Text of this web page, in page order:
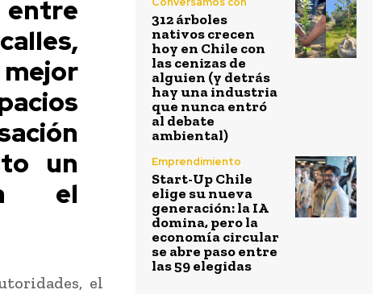
un
el
el
312 árboles
nativos crecen
hoy en Chile con
las cenizas de
alguien (y detrás
hay una industria
que nunca entró
al debate
ambiental)
Emprendimiento
Start-Up Chile
elige su nueva
generación: la IA
domina, pero la
economía circular
se abre paso entre
las 59 elegidas